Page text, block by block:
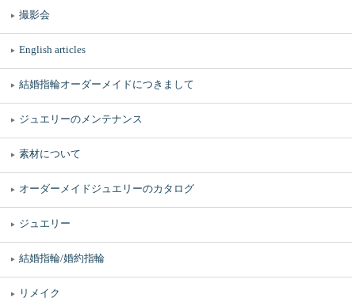
撮影会
English articles
結婚指輪オーダーメイドにつきまして
ジュエリーのメンテナンス
素材について
オーダーメイドジュエリーのカタログ
ジュエリー
結婚指輪/婚約指輪
リメイク